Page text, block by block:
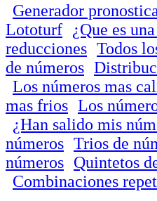
Generador
Lototurf
¿Que es
reducciones Todos
de números
Los números mas
mas frios Los
¿Han salido mis
números Trios de
números Quintetos
Combinaciones